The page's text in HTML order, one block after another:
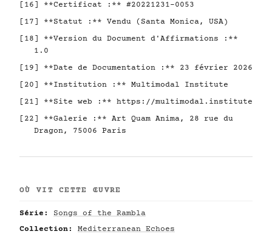
[16] **Certificat :** #20221231-0053
[17] **Statut :** Vendu (Santa Monica, USA)
[18] **Version du Document d'Affirmations :**
1.0
[19] **Date de Documentation :** 23 février 2026
[20] **Institution :** Multimodal Institute
[21] **Site web :** https://multimodal.institute
[22] **Galerie :** Art Quam Anima, 28 rue du
Dragon, 75006 Paris
OÙ VIT CETTE ŒUVRE
Série:
Songs of the Rambla
Collection:
Mediterranean Echoes